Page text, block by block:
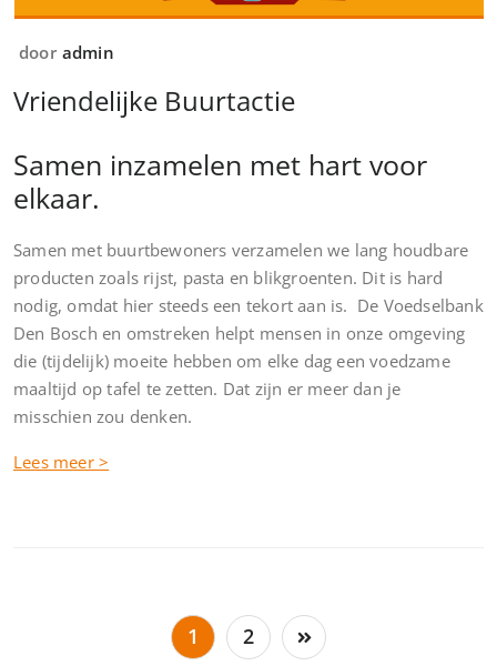
door admin
Vriendelijke Buurtactie
Samen inzamelen met hart voor
elkaar.
Samen met buurtbewoners verzamelen we lang houdbare
producten zoals rijst, pasta en blikgroenten. Dit is hard
nodig, omdat hier steeds een tekort aan is. De Voedselbank
Den Bosch en omstreken helpt mensen in onze omgeving
die (tijdelijk) moeite hebben om elke dag een voedzame
maaltijd op tafel te zetten. Dat zijn er meer dan je
misschien zou denken.
Lees meer >
1 2